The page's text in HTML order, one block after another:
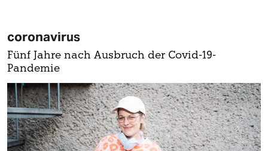
coronavirus
Fünf Jahre nach Ausbruch der Covid-19-
Pandemie